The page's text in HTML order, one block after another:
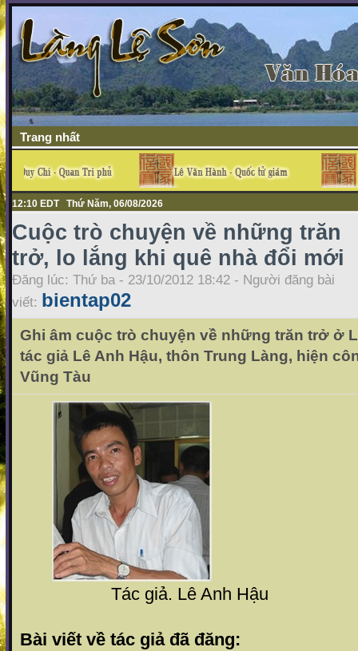
Trang nhất
12:10 EDT Thứ Năm, 06/08/2026
Cuộc trò chuyện về những trăn
trở, lo lắng khi quê nhà đổi mới
Đăng lúc: Thứ ba - 23/10/2012 18:42 - Người đăng bài
viết: bientap02
Ghi âm cuộc trò chuyện về những trăn trở ở
tác giả Lê Anh Hậu, thôn Trung Làng, hiện
Vũng Tàu
Tác giả. Lê Anh Hậu
Bài viết về tác giả đã đăng: